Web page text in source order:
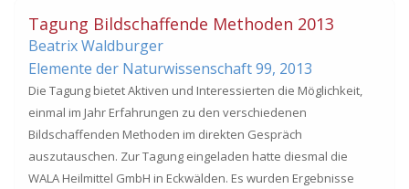
Tagung Bildschaffende Methoden 2013
Beatrix Waldburger
Elemente der Naturwissenschaft 99, 2013
Die Tagung bietet Aktiven und Interessierten die Möglichkeit,
einmal im Jahr Erfahrungen zu den verschiedenen
Bildschaffenden Methoden im direkten Gespräch
auszutauschen. Zur Tagung eingeladen hatte diesmal die
WALA Heilmittel GmbH in Eckwälden. Es wurden Ergebnisse